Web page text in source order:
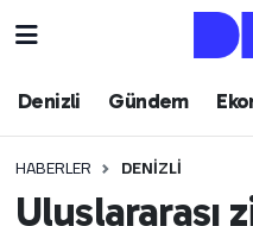
Denizli Gündem
HABERLER DENIZLI
Uluslararası
Denizli
Ekonomi
Hava Durumu
Trafik Durumu
Puan Durumu ve